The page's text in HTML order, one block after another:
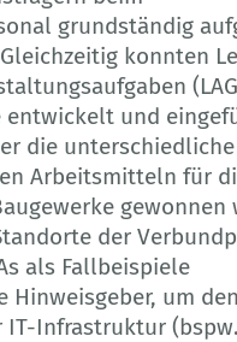
grundständig
konnten
entwickelt und
die
Arbeitsmitteln für
gewonnen
der
als Fallbeispiele
Hinweisgeber, um
IT-Infrastruktur